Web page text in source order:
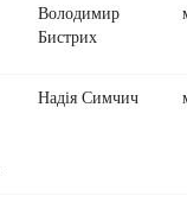
Володимир
Бистрих
Надія Симчич